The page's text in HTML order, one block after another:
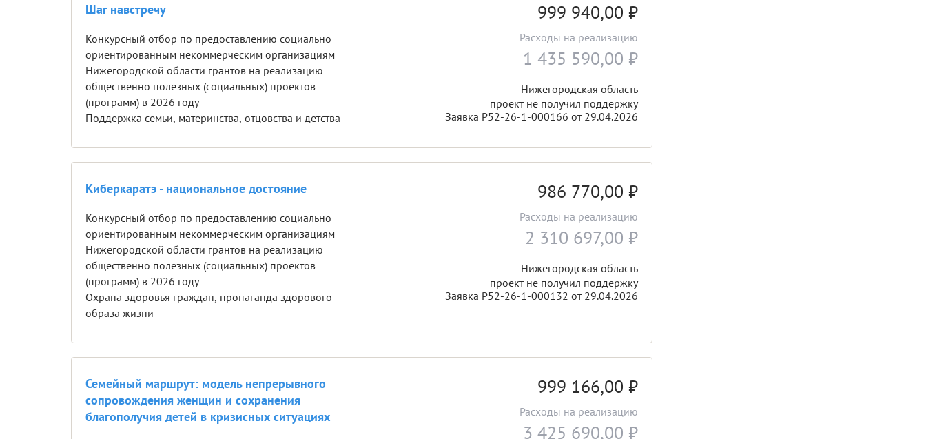
Шаг навстречу
Конкурсный отбор по предоставлению социально
ориентированным некоммерческим организациям
Нижегородской области грантов на реализацию
общественно полезных (социальных) проектов
(программ) в 2026 году
Поддержка семьи, материнства, отцовства и детства
999 940,00 ₽
Расходы на реализацию
1 435 590,00 ₽
Нижегородская область
проект не получил поддержку
Заявка Р52-26-1-000166 от 29.04.2026
Киберкаратэ - национальное достояние
Конкурсный отбор по предоставлению социально
ориентированным некоммерческим организациям
Нижегородской области грантов на реализацию
общественно полезных (социальных) проектов
(программ) в 2026 году
Охрана здоровья граждан, пропаганда здорового
образа жизни
986 770,00 ₽
Расходы на реализацию
2 310 697,00 ₽
Нижегородская область
проект не получил поддержку
Заявка Р52-26-1-000132 от 29.04.2026
Семейный маршрут: модель непрерывного
сопровождения женщин и сохранения
благополучия детей в кризисных ситуациях
999 166,00 ₽
Расходы на реализацию
3 425 690,00 ₽